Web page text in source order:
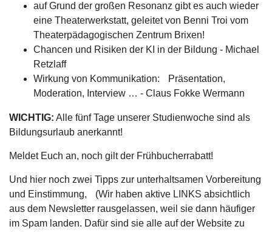
auf Grund der großen Resonanz gibt es auch wieder
eine Theaterwerkstatt, geleitet von Benni Troi vom
Theaterpädagogischen Zentrum Brixen!
Chancen und Risiken der KI in der Bildung - Michael
Retzlaff
Wirkung von Kommunikation: Präsentation,
Moderation, Interview … - Claus Fokke Wermann
WICHTIG: Alle fünf Tage unserer Studienwoche sind als
Bildungsurlaub anerkannt!
Meldet Euch an, noch gilt der Frühbucherrabatt!
Und hier noch zwei Tipps zur unterhaltsamen Vorbereitung
und Einstimmung, (Wir haben aktive LINKS absichtlich
aus dem Newsletter rausgelassen, weil sie dann häufiger
im Spam landen. Dafür sind sie alle auf der Website zu